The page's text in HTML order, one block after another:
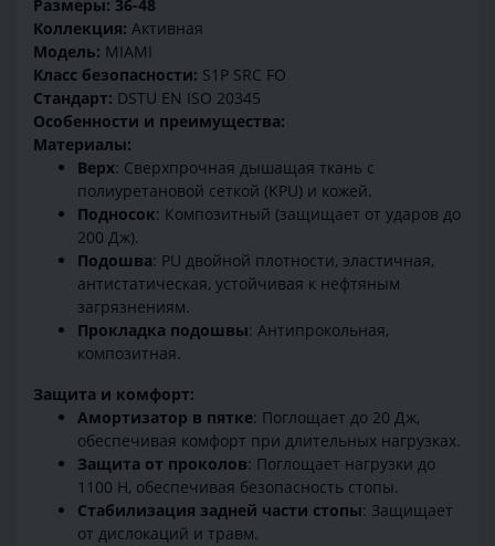
Размеры: 36-48
Коллекция: Активная
Модель: MIAMI
Класс безопасности: S1P SRC FO
Стандарт: DSTU EN ISO 20345
Особенности и преимущества:
Материалы:
Верх: Сверхпрочная дышащая ткань с
полиуретановой сеткой (KPU) и кожей.
Подносок: Композитный (защищает от ударов до
200 Дж).
Подошва: PU двойной плотности, эластичная,
антистатическая, устойчивая к нефтяным
загрязнениям.
Прокладка подошвы: Антипрокольная,
композитная.
Защита и комфорт:
Амортизатор в пятке: Поглощает до 20 Дж,
обеспечивая комфорт при длительных нагрузках.
Защита от проколов: Поглощает нагрузки до
1100 Н, обеспечивая безопасность стопы.
Стабилизация задней части стопы: Защищает
от дислокаций и травм.